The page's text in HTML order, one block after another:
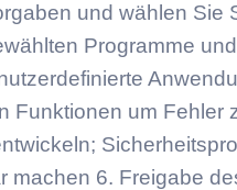
und wählen Sie
Programme
Funktionen um Fehler
6. Freigabe